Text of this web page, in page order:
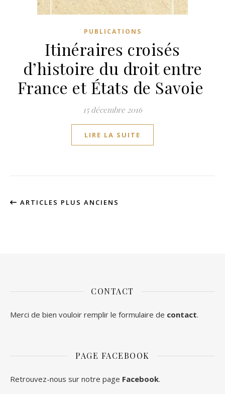
PUBLICATIONS
Itinéraires croisés
d’histoire du droit entre
France et États de Savoie
15 décembre 2016
LIRE LA SUITE
ARTICLES PLUS ANCIENS
CONTACT
Merci de bien vouloir remplir le formulaire de contact.
PAGE FACEBOOK
Retrouvez-nous sur notre page Facebook.